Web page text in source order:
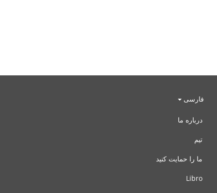
فارسی
درباره ما
تیم
ما را حمایت کنید
Libro